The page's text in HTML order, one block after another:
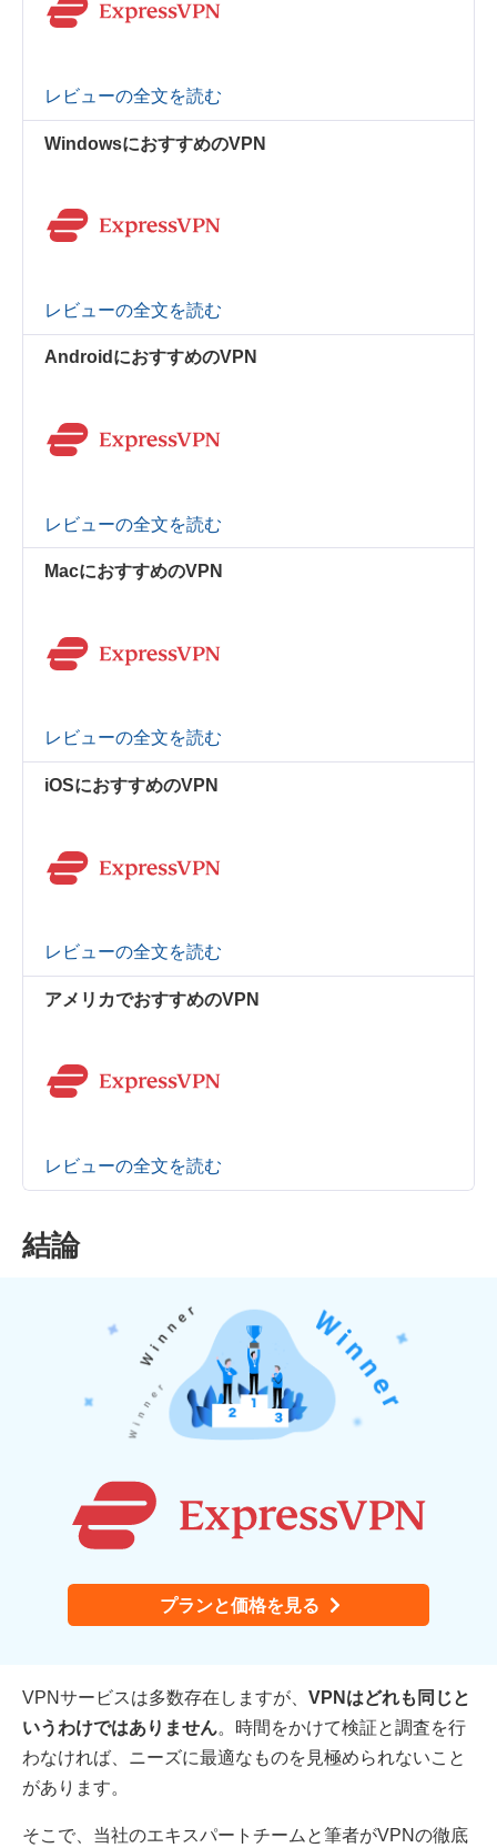
レビューの全文を読む
WindowsにおすすめのVPN
レビューの全文を読む
AndroidにおすすめのVPN
レビューの全文を読む
MacにおすすめのVPN
レビューの全文を読む
iOSにおすすめのVPN
レビューの全文を読む
アメリカでおすすめのVPN
レビューの全文を読む
結論
プランと価格を見る
VPNサービスは多数存在しますが、 VPNはどれも同じと
いうわけではありません。時間をかけて検証と調査を行
わなければ、ニーズに最適なものを見極められないこと
があります。
そこで、当社のエキスパートチームと筆者がVPNの徹底